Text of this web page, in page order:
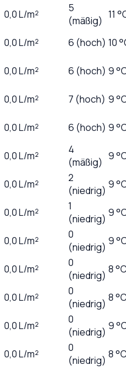
0,0L/m²
5
(mäßig) 11
0,0L/m² 6 (hoch) 10
0,0L/m² 6 (hoch) 9
0,0L/m² 7 (hoch) 9
0,0L/m² 6 (hoch) 9
0,0L/m²
4
(mäßig) 9
0,0L/m²
2
(niedrig) 9
0,0L/m²
1
(niedrig) 9
0,0L/m²
0
(niedrig) 9
0,0L/m²
0
(niedrig) 8
0,0L/m²
0
(niedrig) 8
0,0L/m²
0
(niedrig) 9
0,0L/m²
0
(niedrig) 8